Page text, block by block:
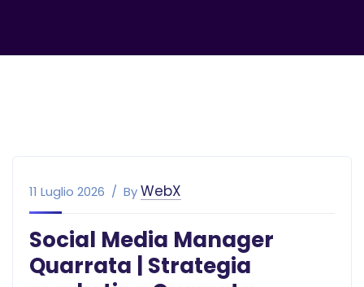
11 Luglio 2026 ByWebX
Social Media Manager
Quarrata | Strategia